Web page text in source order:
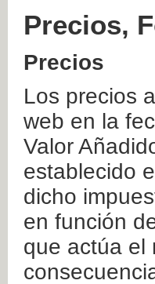
Precios,
Precios
Los precios
web en la
Valor
establecido
dicho
en función
que actúa el